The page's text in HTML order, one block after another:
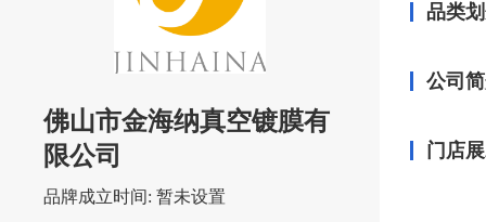
佛山市金海纳真空镀膜有
限公司
品牌成立时间: 暂未设置
品类
公司
门店